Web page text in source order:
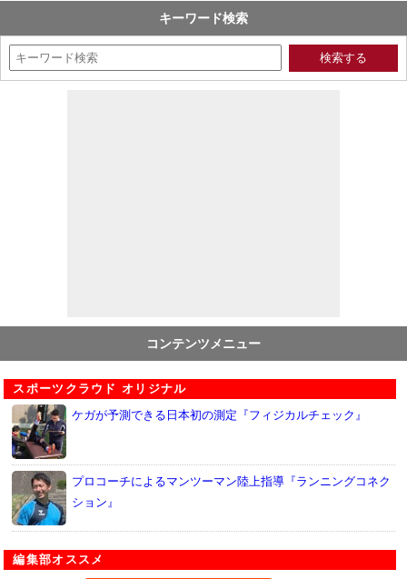
キーワード検索
コンテンツメニュー
スポーツクラウド オリジナル
ケガが予測できる日本初の測定『フィジカルチェック』
プロコーチによるマンツーマン陸上指導『ランニングコネク
ション』
編集部オススメ